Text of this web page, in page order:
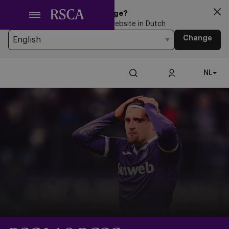
hoofdinhoud
Looking for another Language?
You’re currently browsing the website in Dutch
Change
NL